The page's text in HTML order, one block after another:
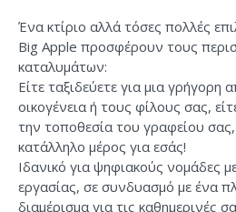
Ένα κτίριο αλλά τόσες πολλές
Big Apple προσφέρουν τους
καταλυμάτων:
Είτε ταξιδεύετε για μια γρήγορη
οικογένεια ή τους φίλους σας,
την τοποθεσία του γραφείου
κατάλληλο μέρος για εσάς!
Ιδανικό για ψηφιακούς νομάδες
εργασίας, σε συνδυασμό με ένα
διαμέρισμα για τις καθημερινές